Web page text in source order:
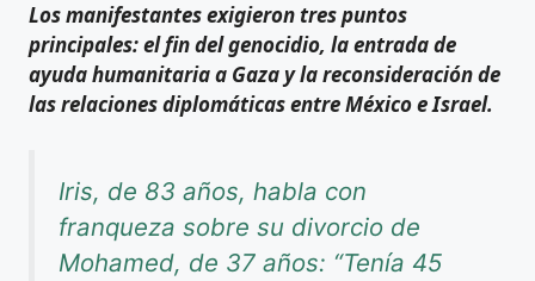
Los manifestantes exigieron tres puntos
principales: el fin del genocidio, la entrada de
ayuda humanitaria a Gaza y la reconsideración de
las relaciones diplomáticas entre México e Israel.
Iris, de 83 años, habla con
franqueza sobre su divorcio de
Mohamed, de 37 años: “Tenía 45